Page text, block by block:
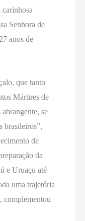
Senhora de
anos de
que tanto
Mártires de
se
brasileiros”,
de
da
e Uruaçu até
uma trajetória
complementou